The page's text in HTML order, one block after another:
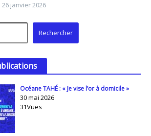
26 janvier 2026
Rechercher
Océane TAHÉ : « Je vise l’or à domicile »
30 mai 2026
31Vues